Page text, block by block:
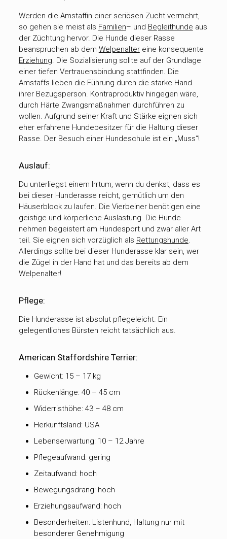
Werden die Amstaffin einer seriösen Zucht vermehrt,
so gehen sie meist als Familien– und Begleithunde aus
der Züchtung hervor. Die Hunde dieser Rasse
beanspruchen ab dem Welpenaltereine konsequente
Erziehung. Die Sozialisierung sollte auf der Grundlage
einer tiefen Vertrauensbindung stattfinden. Die
Amstaffs lieben die Führung durch die starke Hand
ihrer Bezugsperson. Kontraproduktiv hingegen wäre,
durch Härte Zwangsmaßnahmen durchführen zu
wollen. Aufgrund seiner Kraft und Stärke eignen sich
eher erfahrene Hundebesitzer für die Haltung dieser
Rasse. Der Besuch einer Hundeschule ist ein „Muss“!
Auslauf:
Du unterliegst einem Irrtum, wenn du denkst, dass es
bei dieser Hunderasse reicht, gemütlich um den
Häuserblock zu laufen. Die Vierbeiner benötigen eine
geistige und körperliche Auslastung. Die Hunde
nehmen begeistert am Hundesport und zwar aller Art
teil. Sie eignen sich vorzüglich als Rettungshunde.
Allerdings sollte bei dieser Hunderasse klar sein, wer
die Zügel in der Hand hat und das bereits ab dem
Welpenalter!
Pflege:
Die Hunderasse ist absolut pflegeleicht. Ein
gelegentliches Bürsten reicht tatsächlich aus.
American Staffordshire Terrier:
Gewicht: 15 – 17 kg
Rückenlänge: 40 – 45 cm
Widerristhöhe: 43 – 48 cm
Herkunftsland: USA
Lebenserwartung: 10 – 12 Jahre
Pflegeaufwand: gering
Zeitaufwand: hoch
Bewegungsdrang: hoch
Erziehungsaufwand: hoch
Besonderheiten: Listenhund, Haltung nur mit
besonderer Genehmigung